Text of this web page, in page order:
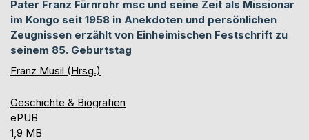
Pater Franz Fürnrohr msc und seine Zeit als Missionar
im Kongo seit 1958 in Anekdoten und persönlichen
Zeugnissen erzählt von Einheimischen Festschrift zu
seinem 85. Geburtstag
Franz Musil (Hrsg.)
Geschichte & Biografien
ePUB
1,9 MB